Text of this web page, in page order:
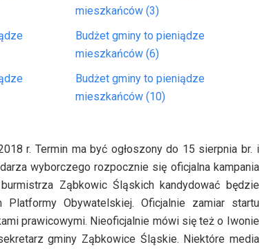
mieszkańców (3)
Budżet gminy to pieniądze
mieszkańców (6)
Budżet gminy to pieniądze
mieszkańców (10)
r. Termin ma być ogłoszony do 15 sierpnia br. i
wyborczego rozpocznie się oficjalna kampania
Ząbkowic Śląskich kandydować będzie
Obywatelskiej. Oficjalnie zamiar startu
prawicowymi. Nieoficjalnie mówi się też o Iwonie
gminy Ząbkowice Śląskie. Niektóre media